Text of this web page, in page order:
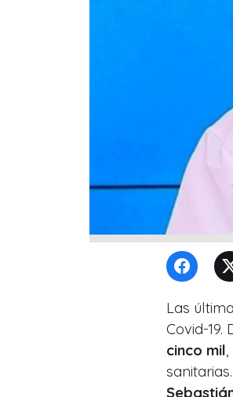
Las
Covid-19.
cinco mil
sanitarias.